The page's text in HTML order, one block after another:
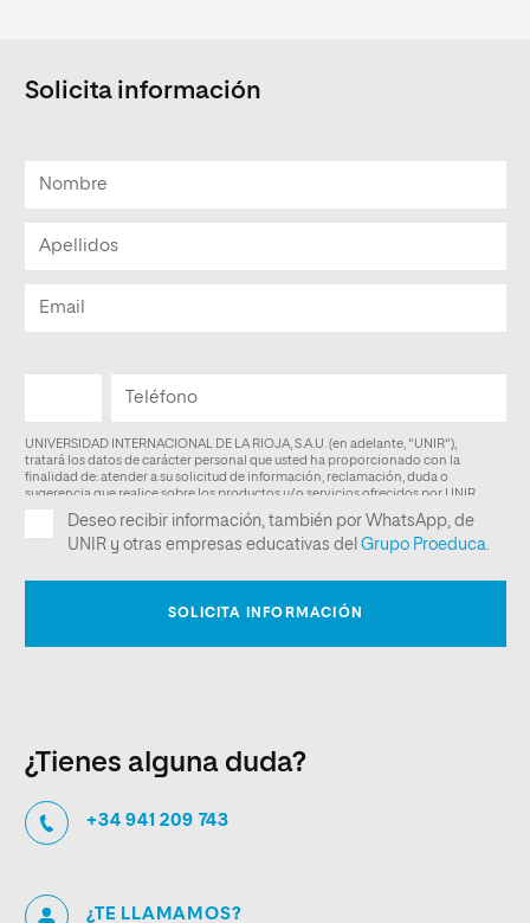
Solicita información
¿Tienes alguna duda?
+34 941 209 743
¿TE LLAMAMOS?